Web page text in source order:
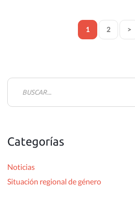
1 2 >
B
a
:
Categorías
Noticias
Situación regional de género